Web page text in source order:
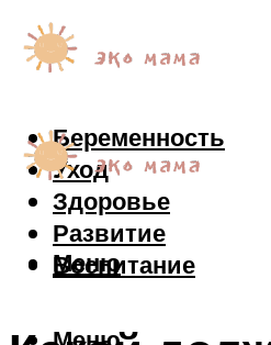
Беременность
Уход
Здоровье
Развитие
Воспитание
Меню